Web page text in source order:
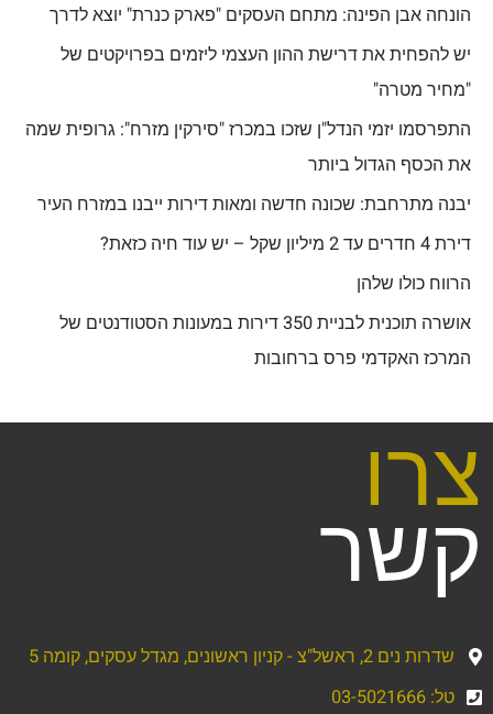
הונחה אבן הפינה: מתחם העסקים "פארק כנרת" יוצא לדרך
יש להפחית את דרישת ההון העצמי ליזמים בפרויקטים של
"מחיר מטרה"
התפרסמו יזמי הנדל"ן שזכו במכרז "סירקין מזרח": גרופית שמה
את הכסף הגדול ביותר
יבנה מתרחבת: שכונה חדשה ומאות דירות ייבנו במזרח העיר
דירת 4 חדרים עד 2 מיליון שקל – יש עוד חיה כזאת?
הרווח כולו שלהן
אושרה תוכנית לבניית 350 דירות במעונות הסטודנטים של
המרכז האקדמי פרס ברחובות
צרו
קשר
שדרות נים 2, ראשל"צ - קניון ראשונים, מגדל עסקים, קומה 5
טל: 03-5021666